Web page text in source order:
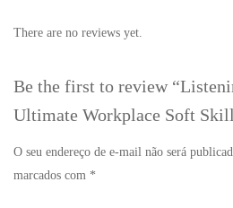
There are no reviews yet.
Be the first to review
Ultimate Workplace Soft
O seu endereço de e-mail não será
marcados com *